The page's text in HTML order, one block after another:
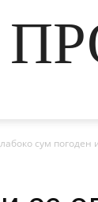
сум погоден